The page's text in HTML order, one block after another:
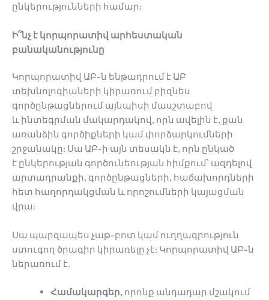
ընկերությունների համար:
Ի՞նչ է կորպորատիվ արհեստական
բանականությունը
Կորպորատիվ ԱԲ-ն ենթադրում է ԱԲ
տեխնոլոգիաների կիրառում բիզնես
գործընթացներում այնպիսի մասշտաբով
և ինտեգրման մակարդակով, որն ավելին է, քան
առանձին գործիքների կամ փորձարկումների
շրջանակը: Սա ԱԲ-ի այն տեսակն է, որն ընկած
է ընկերության գործունեության հիմքում՝ ազդելով
արտադրանքի, գործընթացների, հաճախորդների
հետ հաղորդակցման և որոշումների կայացման
վրա:
Սա պարզապես չաթ-բոտ կամ ուղղագրություն
ստուգող ծրագիր կիրառելը չէ: Կորպորատիվ ԱԲ-ն
ներառում է.
Համակարգեր,որոնք անդադար մշակում